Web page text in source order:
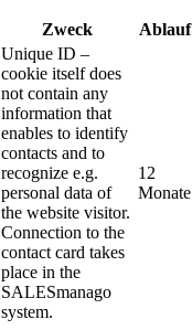
Zweck Ablauf
Unique ID –
cookie itself does
not contain any
information that
enables to identify
contacts and to
recognize e.g.
personal data of
the website visitor.
Connection to the
contact card takes
place in the
SALESmanago
system.
12
Monate